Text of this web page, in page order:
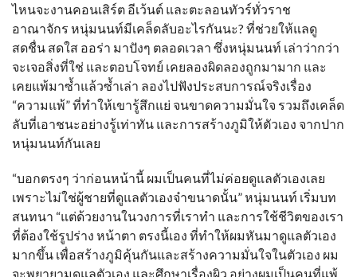
ไหนจะงานคอนเสิร์ต อีเว้นต์ และตะลอนทัวร์ทั่วราช
อาณาจักร หนุ่มนนท์มีเคล็ดลับอะไรกันนะ? ที่ช่วยให้แลดู
สดชื่น สดใส ออร่า มาปังๆ ตลอดเวลา ซึ่งหนุ่มนนท์ เล่าว่ากว่า
จะเจอสิ่งที่ใช่ และตอบโจทย์ เคยลองผิดลองถูกมามาก และ
เคยแพ้มาซ้ำแล้วซ้ำเล่า ลองไปฟังประสบการณ์จริงเรื่อง
“ความแพ้” ที่ทำให้เขารู้สึกแย่ จนขาดความมั่นใจ รวมถึงเคล็ด
ลับที่เอาชนะอย่างรู้เท่าทัน และการสร้างภูมิให้ตัวเอง จากปาก
หนุ่มนนท์กันเลย
“บอกตรงๆ ว่าก่อนหน้านี้ ผมเป็นคนที่ไม่ค่อยดูแลตัวเองเลย
เพราะไม่ใช่ผู้ชายที่ดูแลตัวเองจ๋าขนาดนั้น” หนุ่มนนท์ เริ่มบท
สนทนา “แต่ด้วยงานในวงการที่เราทำ และการใช้ชีวิตของเรา
ที่ต้องใช้รูปร่าง หน้าตา ตรงนี้เอง ที่ทำให้ผมหันมาดูแลตัวเอง
มากขึ้น เพื่อสร้างภูมิคุ้นกันและสร้างความมั่นใจในตัวเอง ผม
จะพยายามดูแลตัวเอง และศึกษาเรื่องผิว อย่างผมเป็นคนที่แพ้